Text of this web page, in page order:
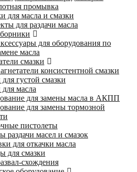
промывка
для масла и смазки
для раздачи масла
для оборудования по
масла
смазки
консистентной смазки
густой смазки
масла
для замены масла в АКПП
для замены тормозной
пистолеты
раздачи масел и смазок
для откачки масла
для смазки
схождения